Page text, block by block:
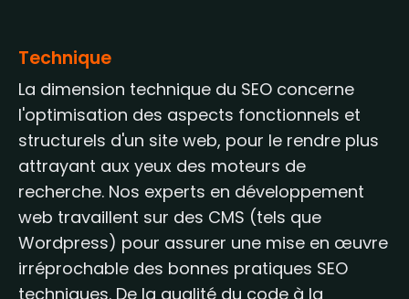
Technique
La dimension technique du SEO concerne
l'optimisation des aspects fonctionnels et
structurels d'un site web, pour le rendre plus
attrayant aux yeux des moteurs de
recherche. Nos experts en développement
web travaillent sur des CMS (tels que
Wordpress) pour assurer une mise en œuvre
irréprochable des bonnes pratiques SEO
techniques. De la qualité du code à la